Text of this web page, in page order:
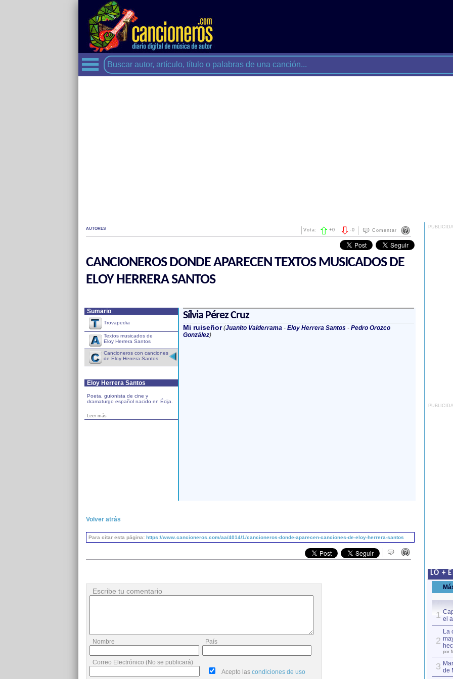
AUTORES Comentar
-0
Vota: +0
CANCIONEROS DONDE APARECEN TEXTOS MUSICADOS DE
ELOY HERRERA SANTOS
Sumario
Trovapedia
Textos musicados de
Eloy Herrera Santos
Cancioneros con canciones
de Eloy Herrera Santos
Eloy Herrera Santos
Poeta, guionista de cine y
dramaturgo español nacido en Écija.
Leer más
Sílvia Pérez Cruz
Mi ruiseñor (Juanito Valderrama- Eloy Herrera Santos- Pedro Orozco
González)
Volver atrás
Para citar esta página: https://www.cancioneros.com/aa/4014/1/cancioneros-donde-aparecen-canciones-de-eloy-herrera-santos
Escribe tu comentario
Nombre País
Correo Electrónico (No se publicará)
Acepto las condiciones de uso
LO +
1 el
2
La
por
3 de